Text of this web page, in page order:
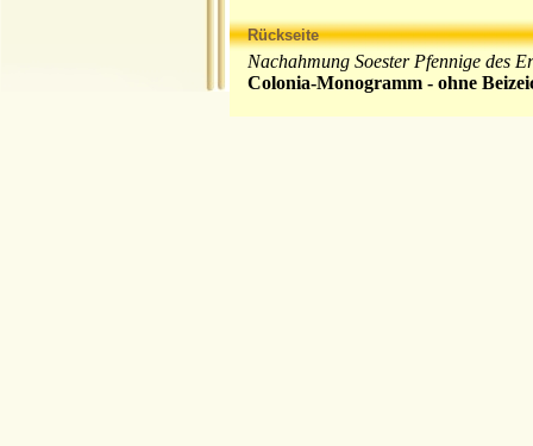
Rückseite
Nachahmung Soester Pfennige des
Colonia-Monogramm - ohne